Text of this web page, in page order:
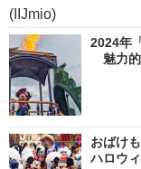
(IIJmio)
2024年
魅力的
おばけ
ハロウ